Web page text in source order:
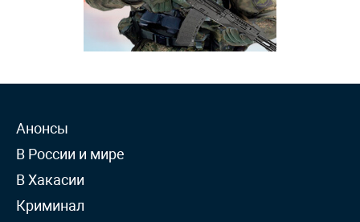
Анонсы
В России и мире
В Хакасии
Криминал